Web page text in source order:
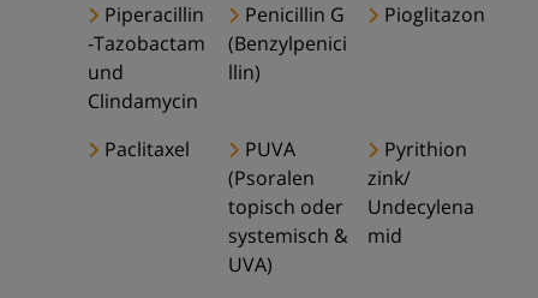
Piperacillin
-Tazobactam
und
Clindamycin
Penicillin G
(Benzylpenici
llin)
Pioglitazon
Paclitaxel
PUVA
(Psoralen
topisch oder
systemisch &
UVA)
Pyrithion
zink/
Undecylena
mid